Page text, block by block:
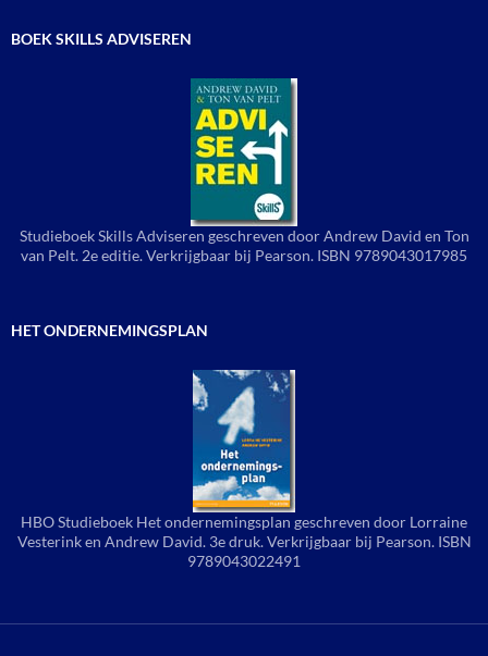
BOEK SKILLS ADVISEREN
Studieboek Skills Adviseren geschreven door Andrew David en Ton
van Pelt. 2e editie. Verkrijgbaar bij Pearson. ISBN 9789043017985
HET ONDERNEMINGSPLAN
HBO Studieboek Het ondernemingsplan geschreven door Lorraine
Vesterink en Andrew David. 3e druk. Verkrijgbaar bij Pearson. ISBN
9789043022491